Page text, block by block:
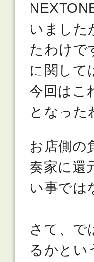
いました
たわけで
に関して
今回はこ
となった
お店側の
奏家に還
い事では
さて、で
るかとい